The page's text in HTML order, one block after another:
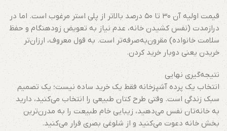
قیمت اولیه آن ۳۰ تا ۵۰ درصد بالاتر از پلی استر مرغوب است. اما در
درازمدت (نفس کشیدن خانه، عدم نیاز به تعویض زودهنگام و حفظ
سلامت خانواده) مقرون‌به‌صرفه‌تر است. به قول معروف، ارزان‌تر
خریدن یعنی دوبار خرید کردن.
نتیجه‌گیری نهایی
انتخاب یک پرده آشپزخانه فقط یک خرید ساده نیست؛ یک تصمیم
سبک زندگی است. وقتی طرح کتان طبیعی را انتخاب می‌کنید، دارید
به خانه‌تان نفس می‌دهید، زیبایی خام طبیعت را به مدرن‌ترین
بخش خانه دعوت می‌کنید و از شلوغی بصری فرار می‌کنید.